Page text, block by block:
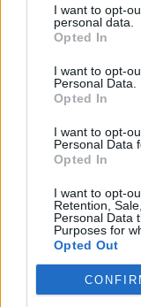
I want to opt-
personal data.
Opted In
I want to opt-
Personal Data.
Opted In
I want to opt-
Personal Data
Opted In
I want to opt-
Retention,
Personal Data
Purposes for
Opted Out
Kanë paguar lekët e
dynjasë për Latifin/
Berisha i përgjigjet
Ramës: Chris
makthi i
gjumi nuk e zë